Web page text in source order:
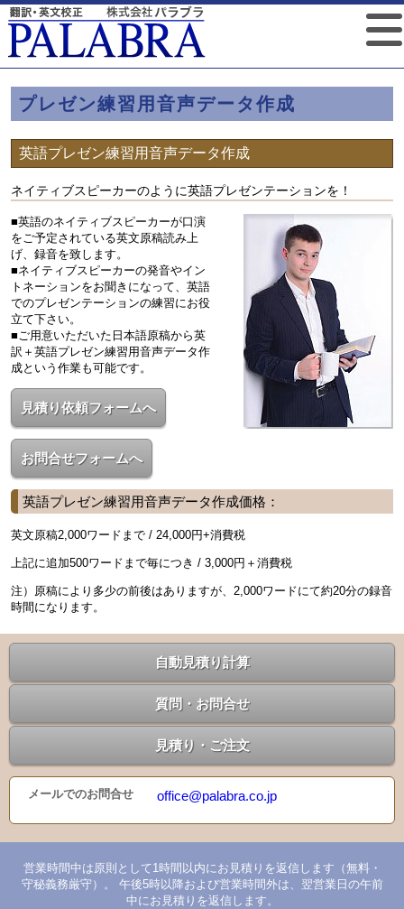
プレゼン練習用音声データ作成
英語プレゼン練習用音声データ作成
ネイティブスピーカーのように英語プレゼンテーションを！
■英語のネイティブスピーカーが口演
をご予定されている英文原稿読み上
げ、録音を致します。
■ネイティブスピーカーの発音やイン
トネーションをお聞きになって、英語
でのプレゼンテーションの練習にお役
立て下さい。
■ご用意いただいた日本語原稿から英
訳＋英語プレゼン練習用音声データ作
成という作業も可能です。
見積り依頼フォームへ
お問合せフォームへ
英語プレゼン練習用音声データ作成価格：
英文原稿2,000ワードまで / 24,000円+消費税
上記に追加500ワードまで毎につき / 3,000円＋消費税
注）原稿により多少の前後はありますが、2,000ワードにて約20分の録音
時間になります。
自動見積り計算
質問・お問合せ
見積り・ご注文
メールでのお問合せ office@palabra.co.jp
営業時間中は原則として1時間以内にお見積りを返信します（無料・
守秘義務厳守）。 午後5時以降および営業時間外は、翌営業日の午前
中にお見積りを返信します。